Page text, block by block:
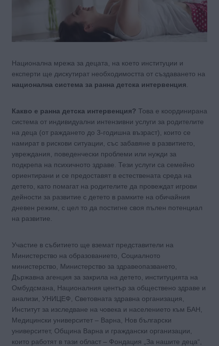
Национална мрежа за децата, на което институции и
експерти ще дискутират необходимостта от създаването на
национална система за ранна детска интервенция
Какво е ранна детска интервенция? Това е координирана
система от индивидуални интензивни услуги за родителите
на деца (от раждането до 3-годишна възраст), които се
намират в рискови ситуации, със забавяне в развитието,
увреждания, поведенчески проблеми или нужди за
подкрепа на психичното здраве. Тези услуги са семейно
ориентирани и се предоставят в естествената среда на
детето, като помагат на родителите да провеждат игрови
дейности за развитие с детето в рамките на обичайния
дневен режим, с цел то да постигне своя пълен потенциал
на развитие.
Участие в събитието ще вземат представители на
Министерство на образованието, Социалното
министерство, Министерство за здравеопазването,
Държавна агенция за закрила на детето, институцията на
Омбудсмана, Националния център за обществено здраве и
анализи, УНИЦЕФ, Световната здравна организация,
Институт за изследване на човека и населението към БАН,
Медицински университет – Варна, Нов български
университет, Община Варна и граждански организации,
които работят в тази област – Фондация „За нашите деца“,